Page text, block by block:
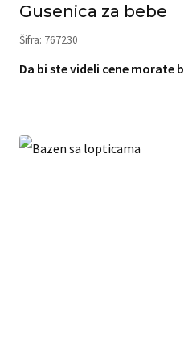
Gusenica za bebe
Šifra: 767230
Da bi ste videli cene morate